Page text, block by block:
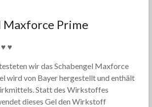
Maxforce Prime
♥
wir das Schabengel Maxforce
wird von Bayer hergestellt und enthält
Statt des Wirkstoffes
dieses Gel den Wirkstoff